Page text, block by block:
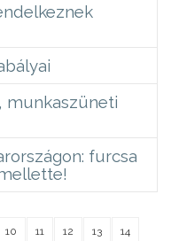
munkaszüneti
furcsa
10 11 12 13 14